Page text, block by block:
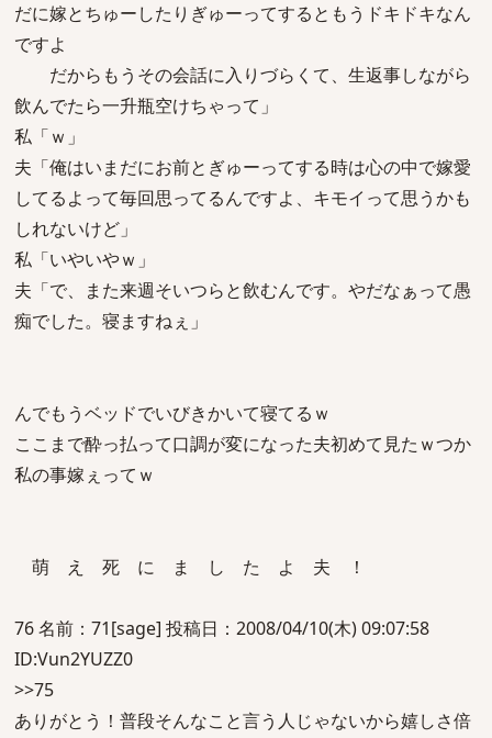
だに嫁とちゅーしたりぎゅーってするともうドキドキなん
ですよ
だからもうその会話に入りづらくて、生返事しながら
飲んでたら一升瓶空けちゃって」
私「ｗ」
夫「俺はいまだにお前とぎゅーってする時は心の中で嫁愛
してるよって毎回思ってるんですよ、キモイって思うかも
しれないけど」
私「いやいやｗ」
夫「で、また来週そいつらと飲むんです。やだなぁって愚
痴でした。寝ますねぇ」
んでもうベッドでいびきかいて寝てるｗ
ここまで酔っ払って口調が変になった夫初めて見たｗつか
私の事嫁ぇってｗ
萌 え 死 に ま し た よ 夫 ！
76 名前：71[sage] 投稿日：2008/04/10(木) 09:07:58
ID:Vun2YUZZ0
>>75
ありがとう！普段そんなこと言う人じゃないから嬉しさ倍